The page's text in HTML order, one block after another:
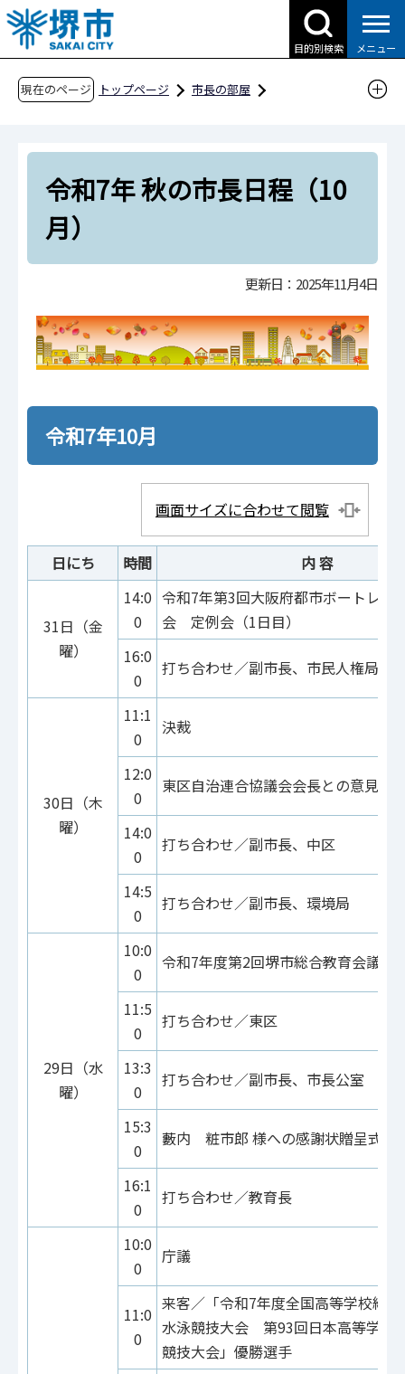
こ
の
ペ
目的別検索 メニュー
現在のページ トップページ
市長の部屋
令和7年 秋の市長日程（10月）
令和7年 秋の市長日程（10
月）
更新日：2025年11月4日
令和7年10月
画面サイズに合わせて閲覧
日にち 時間 内 容
31日（金
曜）
14:0
0
令和7年第3回大阪府都市ボートレー
会 定例会（1日目）
16:0
0
打ち合わせ／副市長、市民人権局
30日（木
曜）
11:1
0
決裁
12:0
0
東区自治連合協議会会長との意見交
14:0
0
打ち合わせ／副市長、中区
14:5
0
打ち合わせ／副市長、環境局
29日（水
曜）
10:0
0
令和7年度第2回堺市総合教育会議
11:5
0
打ち合わせ／東区
13:3
0
打ち合わせ／副市長、市長公室
15:3
0
藪内 粧市郎 様への感謝状贈呈式
16:1
0
打ち合わせ／教育長
10:0
0
庁議
11:0
0
来客／「令和7年度全国高等学校総
水泳競技大会 第93回日本高等学校
競技大会」優勝選手